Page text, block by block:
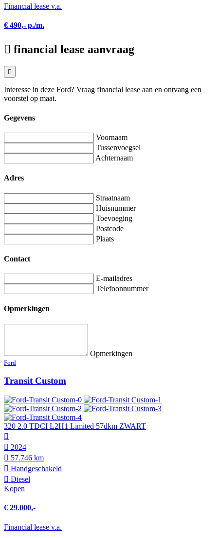
Financial lease v.a.
€ 490,- p./m.
financial lease aanvraag
Interesse in deze Ford? Vraag financial lease aan en ontvang een
voorstel op maat.
Gegevens
Voornaam
Tussenvoegsel
Achternaam
Adres
Straatnaam
Huisnummer
Toevoeging
Postcode
Plaats
Contact
E-mailadres
Telefoonnummer
Opmerkingen
Opmerkingen
Ford
Transit Custom
320 2.0 TDCI L2H1 Limited 57dkm ZWART
2024
57.746 km
Hand­geschakeld
Diesel
Kopen
€ 29.000,-
Financial lease v.a.